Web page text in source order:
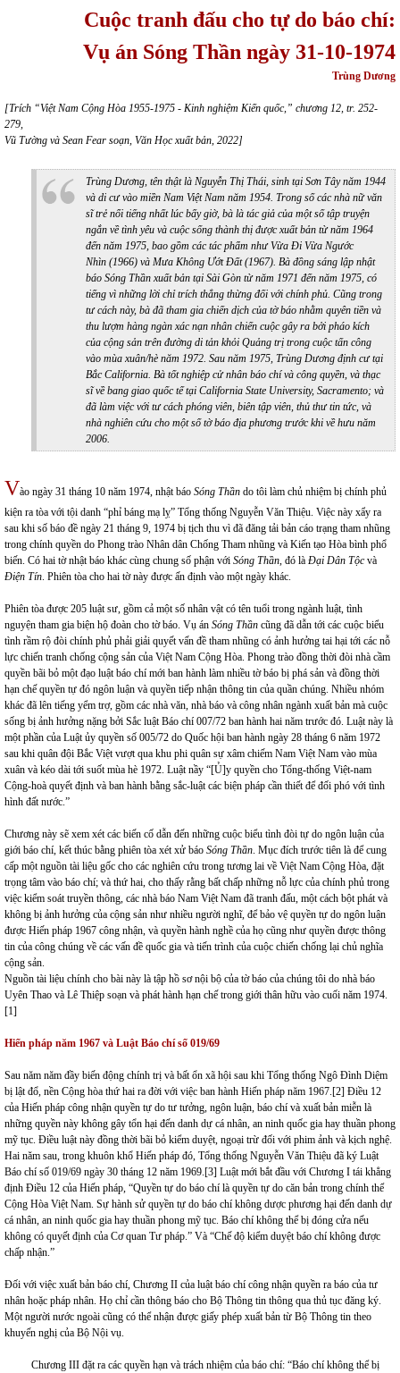
Cuộc tranh đấu cho tự do báo chí:
Vụ án Sóng Thần ngày 31-10-1974
Trùng Dương
[Trích “Việt Nam Cộng Hòa 1955-1975 - Kinh nghiệm Kiến quốc,” chương 12, tr. 252-
279,
Vũ Tường và Sean Fear soạn, Văn Học xuất bản, 2022]
Trùng Dương, tên thật là Nguyễn Thị Thái, sinh tại Sơn Tây năm 1944
và di cư vào miền Nam Việt Nam năm 1954. Trong số các nhà nữ văn
sĩ trẻ nổi tiếng nhất lúc bấy giờ, bà là tác giả của một số tập truyện
ngắn về tình yêu và cuộc sống thành thị được xuất bản từ năm 1964
đến năm 1975, bao gồm các tác phẩm nhưVừa Đi Vừa Ngước
Nhìn (1966) và Mưa Không Ướt Đất(1967). Bà đồng sáng lập nhật
báo Sóng Thần xuất bản tại Sài Gòn từ năm 1971 đến năm 1975, có
tiếng vì những lời chỉ trích thẳng thừng đối với chính phủ. Cũng trong
tư cách này, bà đã tham gia chiến dịch của tờ báo nhằm quyên tiền và
thu lượm hàng ngàn xác nạn nhân chiến cuộc gây ra bởi pháo kích
của cộng sản trên đường di tản khỏi Quảng trị trong cuộc tấn công
vào mùa xuân/hè năm 1972. Sau năm 1975, Trùng Dương định cư tại
Bắc California. Bà tốt nghiệp cử nhân báo chí và công quyền, và thạc
sĩ về bang giao quốc tếtại California State University, Sacramento; và
đã làm việc với tư cách phóng viên, biên tập viên, thủ thư tin tức, và
nhà nghiên cứu cho một số tờ báo địa phương trước khi về hưu năm
2006.
Vào ngày 31 tháng 10 năm 1974, nhật báo Sóng Thần do tôi làm chủ nhiệm bị chính phủ
kiện ra tòa với tội danh “phỉ báng mạ lỵ” Tổng thống Nguyễn Văn Thiệu. Việc này xẩy ra
sau khi số báo đề ngày 21 tháng 9, 1974 bị tịch thu vì đã đăng tải bản cáo trạng tham nhũng
trong chính quyền do Phong trào Nhân dân Chống Tham nhũng và Kiến tạo Hòa bình phổ
biến. Có hai tờ nhật báo khác cùng chung số phận với Sóng Thần, đó là Đại Dân Tộcvà
Điện Tín. Phiên tòa cho hai tờ này được ấn định vào một ngày khác.
Phiên tòa được 205 luật sư, gồm cả một số nhân vật có tên tuổi trong ngành luật, tình
nguyện tham gia biện hộ đoàn cho tờ báo. Vụ án Sóng Thần cũng đã dẫn tới các cuộc biểu
tình rầm rộ đòi chính phủ phải giải quyết vấn đề tham nhũng có ảnh hưởng tai hại tới các nỗ
lực chiến tranh chống cộng sản của Việt Nam Cộng Hòa. Phong trào đồng thời đòi nhà cầm
quyền bãi bỏ một đạo luật báo chí mới ban hành làm nhiều tờ báo bị phá sản và đồng thời
hạn chế quyền tự đó ngôn luận và quyền tiếp nhận thông tin của quần chúng. Nhiều nhóm
khác đã lên tiếng yểm trợ, gồm các nhà văn, nhà báo và công nhân ngành xuất bản mà cuộc
sống bị ảnh hưởng nặng bởi Sắc luật Báo chí 007/72 ban hành hai năm trước đó. Luật này là
một phần của Luật ủy quyền số 005/72 do Quốc hội ban hành ngày 28 tháng 6 năm 1972
sau khi quân đội Bắc Việt vượt qua khu phi quân sự xâm chiếm Nam Việt Nam vào mùa
xuân và kéo dài tới suốt mùa hè 1972. Luật nầy “[Ủ]y quyền cho Tổng-thống Việt-nam
Cộng-hoà quyết định và ban hành bằng sắc-luật các biện pháp cần thiết để đối phó với tình
hình đất nước.”
Chương này sẽ xem xét các biến cố dẫn đến những cuộc biểu tình đòi tự do ngôn luận của
giới báo chí, kết thúc bằng phiên tòa xét xử báo Sóng Thần. Mục đích trước tiên là để cung
cấp một nguồn tài liệu gốc cho các nghiên cứu trong tương lai về Việt Nam Cộng Hòa, đặt
trọng tâm vào báo chí; và thứ hai, cho thấy rằng bất chấp những nỗ lực của chính phủ trong
việc kiểm soát truyền thông, các nhà báo Nam Việt Nam đã tranh đấu, một cách bột phát và
không bị ảnh hưởng của cộng sản như nhiều người nghĩ, để bảo vệ quyền tự do ngôn luận
được Hiến pháp 1967 công nhận, và quyền hành nghề của họ cũng như quyền được thông
tin của công chúng về các vấn đề quốc gia và tiến trình của cuộc chiến chống lại chủ nghĩa
cộng sản.
Nguồn tài liệu chính cho bài này là tập hồ sơ nội bộ của tờ báo của chúng tôi do nhà báo
Uyên Thao và Lê Thiệp soạn và phát hành hạn chế trong giới thân hữu vào cuối năm 1974.
[1]
Hiến pháp năm 1967 và Luật Báo chí số 019/69
Sau năm năm đầy biến động chính trị và bất ổn xã hội sau khi Tổng thống Ngô Đình Diệm
bị lật đổ, nền Cộng hòa thứ hai ra đời với việc ban hành Hiến pháp năm 1967.[2] Điều 12
của Hiến pháp công nhận quyền tự do tư tưởng, ngôn luận, báo chí và xuất bản miễn là
những quyền này không gây tổn hại đến danh dự cá nhân, an ninh quốc gia hay thuần phong
mỹ tục. Điều luật này đồng thời bãi bỏ kiểm duyệt, ngoại trừ đối với phim ảnh và kịch nghệ.
Hai năm sau, trong khuôn khổ Hiến pháp đó, Tổng thống Nguyễn Văn Thiệu đã ký Luật
Báo chí số 019/69 ngày 30 tháng 12 năm 1969.[3] Luật mới bắt đầu với Chương I tái khẳng
định Điều 12 của Hiến pháp, “Quyền tự do báo chí là quyền tự do căn bản trong chính thể
Cộng Hòa Việt Nam. Sự hành sử quyền tự do báo chí không dược phương hại đến danh dự
cá nhân, an ninh quốc gia hay thuần phong mỹ tục. Báo chí không thể bị đóng cửa nếu
không có quyết định của Cơ quan Tư pháp.” Và “Chế độ kiểm duyệt báo chí không được
chấp nhận.”
Đối với việc xuất bản báo chí, Chương II của luật báo chí công nhận quyền ra báo của tư
nhân hoặc pháp nhân. Họ chỉ cần thông báo cho Bộ Thông tin thông qua thủ tục đăng ký.
Một người nước ngoài cũng có thể nhận được giấy phép xuất bản từ Bộ Thông tin theo
khuyến nghị của Bộ Nội vụ.
Chương III đặt ra các quyền hạn và trách nhiệm của báo chí: “Báo chí không thể bị